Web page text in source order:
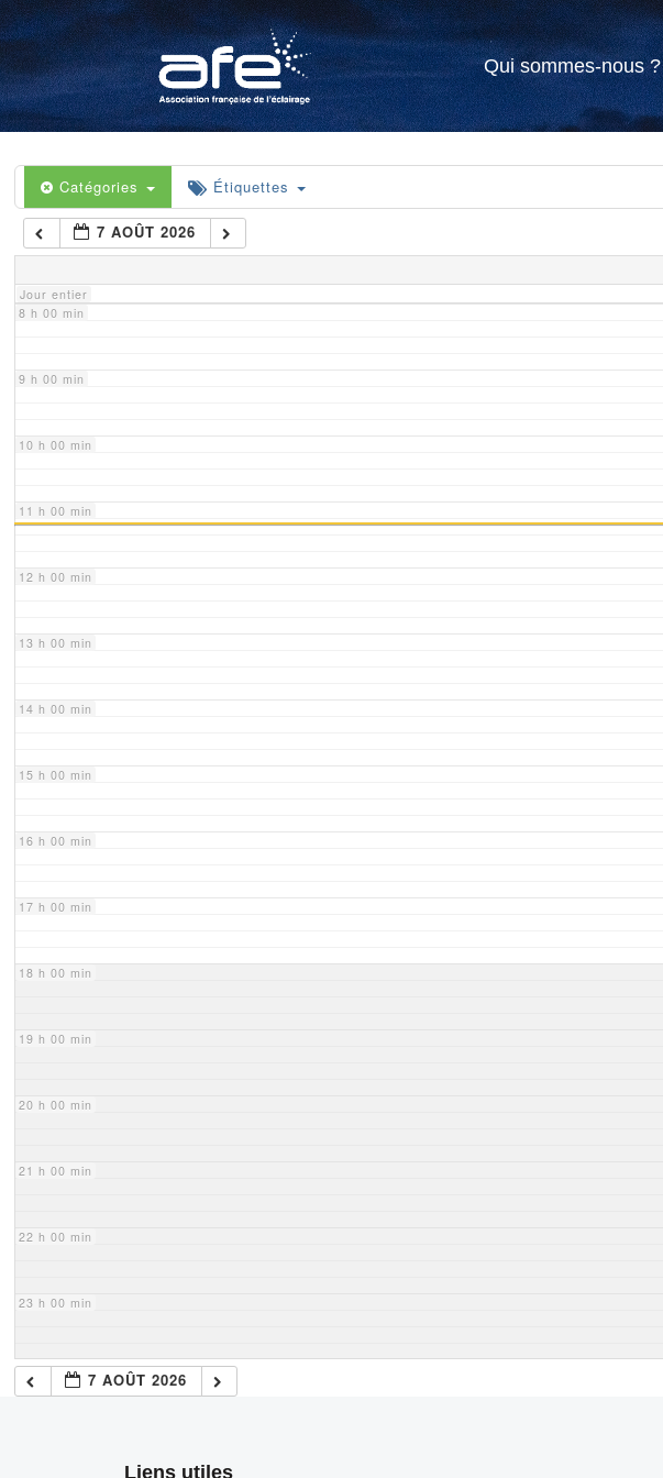
Qui sommes-nous ?
Catégories Étiquettes
7 AOÛT 2026
Jour entier
4 h 00 min
5 h 00 min
6 h 00 min
7 h 00 min
8 h 00 min
9 h 00 min
10 h 00 min
11 h 00 min
12 h 00 min
13 h 00 min
14 h 00 min
15 h 00 min
16 h 00 min
17 h 00 min
18 h 00 min
19 h 00 min
20 h 00 min
21 h 00 min
22 h 00 min
23 h 00 min
7 AOÛT 2026
Liens utiles